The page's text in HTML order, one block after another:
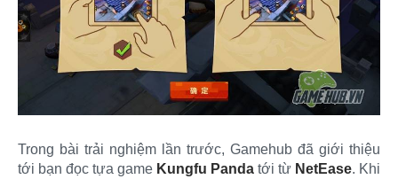
Trong bài trải nghiệm lần trước, Gamehub đã giới thiệu
tới bạn đọc tựa game Kungfu Panda tới từ NetEase. Khi